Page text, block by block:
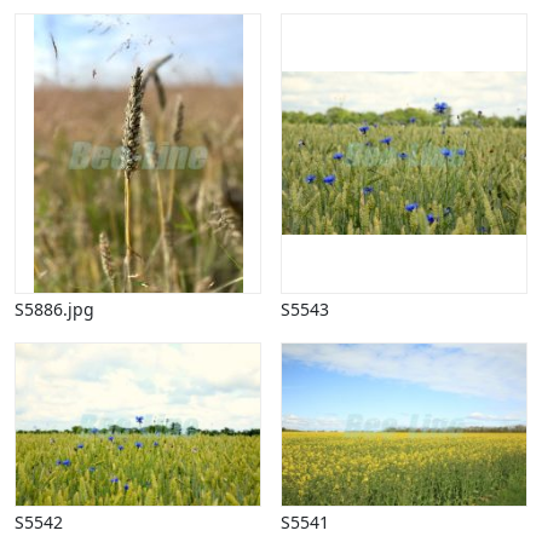
Påske
Penge, finans
Piktogrammer
Politik, arbejdsmarked
Restauration, hotel
Scenarier
Skibe, både, søfart
Sommer
Spil
Sport
Spots
Stjernetegn, astrologi
Sundhed, sygdom
Trafik, færdsel
Uddannelse
Udsalg og andre begreber
Underholdning, kultur
S5886.jpg S5543
S5542 S5541